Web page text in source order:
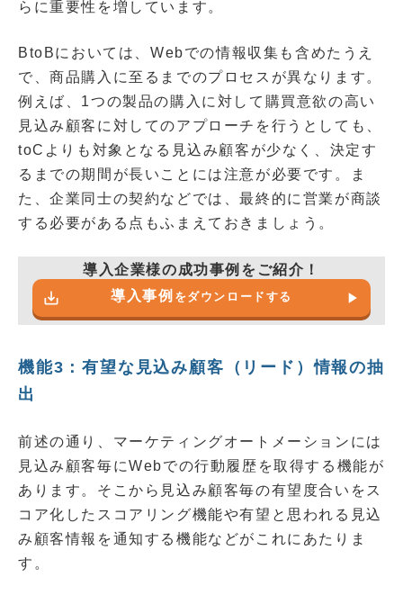
らに重要性を増しています。
BtoBにおいては、Webでの情報収集も含めたうえ
で、商品購入に至るまでのプロセスが異なります。
例えば、1つの製品の購入に対して購買意欲の高い
見込み顧客に対してのアプローチを行うとしても、
toCよりも対象となる見込み顧客が少なく、決定す
るまでの期間が長いことには注意が必要です。ま
た、企業同士の契約などでは、最終的に営業が商談
する必要がある点もふまえておきましょう。
導入企業様の成功事例をご紹介！
save_alt 導入事例 をダウンロードする play_arrow
機能3：有望な見込み顧客（リード）情報の抽
出
前述の通り、マーケティングオートメーションには
見込み顧客毎にWebでの行動履歴を取得する機能が
あります。そこから見込み顧客毎の有望度合いをス
コア化したスコアリング機能や有望と思われる見込
み顧客情報を通知する機能などがこれにあたりま
す。